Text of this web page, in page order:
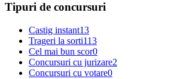
Tipuri de concursuri
Castig instant13
Trageri la sorti113
Cel mai bun scor0
Concursuri cu jurizare2
Concursuri cu votare0